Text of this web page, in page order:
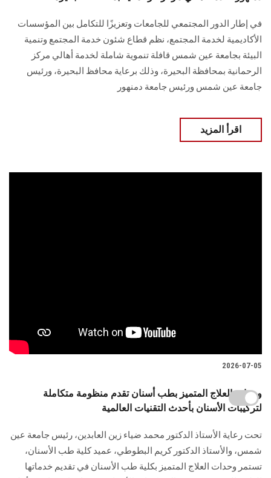
في إطار الدور المجتمعي للجامعات وتعزيزًا للتكامل بين المؤسسات
الأكاديمية لخدمة المجتمع، نظم قطاع شئون خدمة المجتمع وتنمية
البيئة بجامعة عين شمس قافلة تنموية شاملة لخدمة أهالي مركز
الرحمانية بمحافظة البحيرة، وذلك برعاية محافظ البحيرة، ورئيس
جامعة عين شمس ورئيس جامعة دمنهور
اقرأ المزيد
2026-07-05
وحدات العلاج المتميز بطب أسنان تقدم منظومة متكاملة
لتركيبات الأسنان بأحدث التقنيات العالمية
تحت رعاية الأستاذ الدكتور محمد ضياء زين العابدين، رئيس جامعة عين
شمس، والأستاذ الدكتور كريم البطوطي، عميد كلية طب الأسنان،
تستمر وحدات العلاج المتميز بكلية طب الأسنان في تقديم خدماتها